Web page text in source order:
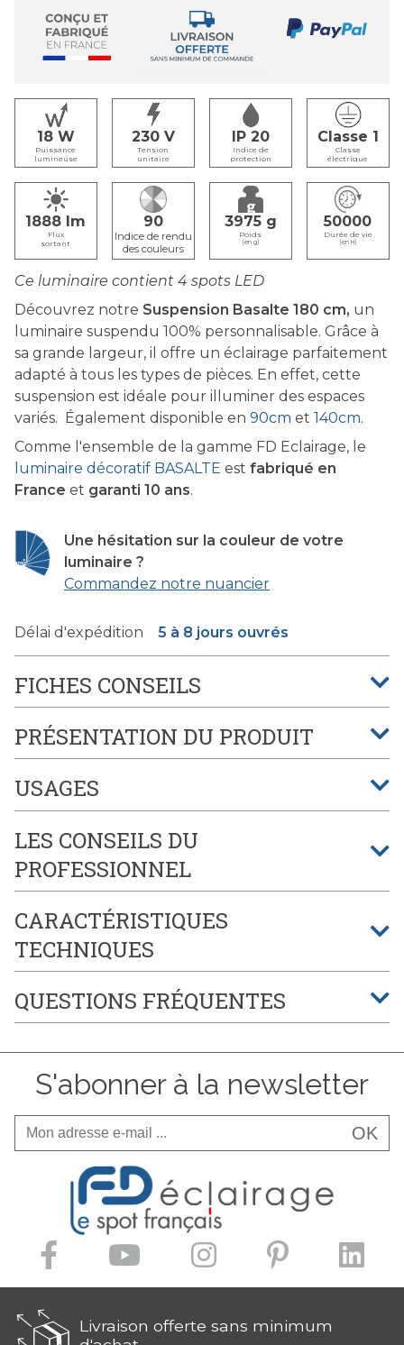
18
Puissance
lumineuse
230
Tension
unitaire
IP 20
Indice de
protection
Classe 1
Classe
électrique
1888
Flux
sortant
90 3975
Poids
(en g)
50000
Durée de vie
(en H)
Ce luminaire contient 4 spots LED
Découvrez notre Suspension Basalte 180 cm, un
luminaire suspendu 100% personnalisable. Grâce à
sa grande largeur, il offre un éclairage parfaitement
adapté à tous les types de pièces. En effet, cette
suspension est idéale pour illuminer des espaces
variés. Également disponible en 90cm et 140cm.
Comme l'ensemble de la gamme FD Eclairage, le
luminaire décoratif BASALTE est fabriqué en
France et garanti 10 ans.
Une hésitation sur la couleur de votre
luminaire ?
Commandez notre nuancier
Délai d'expédition 5 à 8 jours ouvrés
FICHES CONSEILS
PRÉSENTATION DU PRODUIT
USAGES
LES CONSEILS DU
PROFESSIONNEL
CARACTÉRISTIQUES
TECHNIQUES
QUESTIONS FRÉQUENTES
S'abonner à la newsletter
OK
Livraison offerte sans minimum